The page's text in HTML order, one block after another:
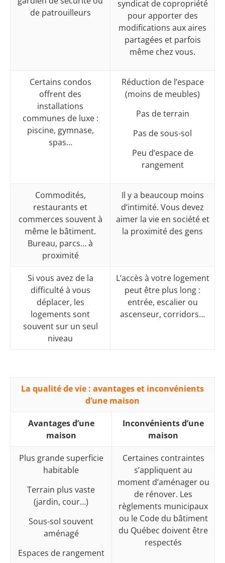
de patrouilleurs
syndicat de copropriété
pour apporter des
modifications aux aires
partagées et parfois
même chez vous.
Certains condos
offrent des
installations
communes de luxe :
piscine, gymnase,
spas…
Réduction de l’espace
(moins de meubles)
Pas de terrain
Pas de sous-sol
Peu d’espace de
rangement
Commodités,
restaurants et
commerces souvent à
même le bâtiment.
Bureau, parcs… à
proximité
Il y a beaucoup moins
d’intimité. Vous devez
aimer la vie en société et
la proximité des gens
Si vous avez de la
difficulté à vous
déplacer, les
logements sont
souvent sur un seul
niveau
L’accès à votre logement
peut être plus long :
entrée, escalier ou
ascenseur, corridors…
La qualité de vie : avantages et inconvénients
d’une maison
Avantages d’une
maison
Inconvénients d’une
maison
Plus grande superficie
habitable
Terrain plus vaste
(jardin, cour…)
Sous-sol souvent
aménagé
Espaces de rangement
Certaines contraintes
s’appliquent au
moment d’aménager ou
de rénover. Les
règlements municipaux
ou le Code du bâtiment
du Québec doivent être
respectés